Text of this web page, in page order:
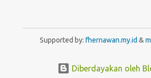
Supported by: fhernawan.my.id &
Diberdayakan oleh